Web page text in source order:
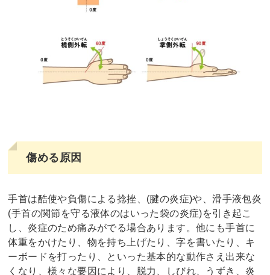
傷める原因
手首は酷使や負傷による捻挫、(腱の炎症)や、滑手液包炎
(手首の関節を守る液体のはいった袋の炎症)を引き起こ
し、炎症のため痛みがでる場合あります。他にも手首に
体重をかけたり、物を持ち上げたり、字を書いたり、キ
ーボードを打ったり、といった基本的な動作さえ出来な
くなり、様々な要因により、脱力、しびれ、うずき、炎